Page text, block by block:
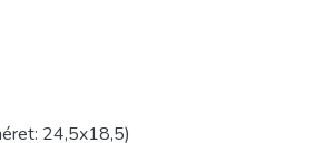
24,5x18,5)